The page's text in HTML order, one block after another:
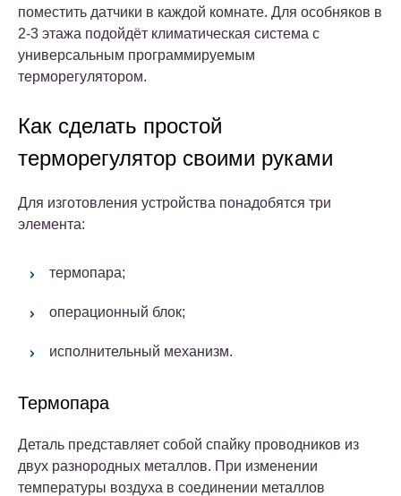
поместить датчики в каждой комнате. Для особняков в
2-3 этажа подойдёт климатическая система с
универсальным программируемым
терморегулятором.
Как сделать простой
терморегулятор своими руками
Для изготовления устройства понадобятся три
элемента:
термопара;
операционный блок;
исполнительный механизм.
Термопара
Деталь представляет собой спайку проводников из
двух разнородных металлов. При изменении
температуры воздуха в соединении металлов